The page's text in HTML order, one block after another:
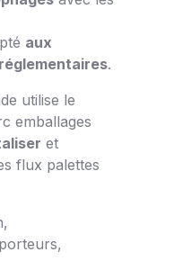
aux
.
utilise le
emballages
et
flux palettes